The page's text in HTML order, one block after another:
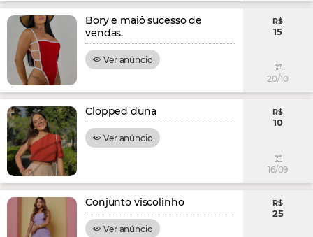
Bory e maiô sucesso de
vendas.
Ver anúncio
R$
15
20/10
Clopped duna
Ver anúncio
R$
10
16/09
Conjunto viscolinho
Ver anúncio
R$
25